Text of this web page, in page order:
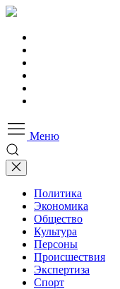
Меню
Политика
Экономика
Общество
Культура
Персоны
Происшествия
Экспертиза
Спорт